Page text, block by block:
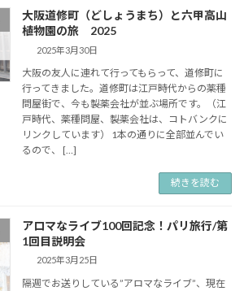
大阪道修町（どしょうまち）と六甲高山
植物園の旅 2025
2025年3月30日
大阪の友人に連れて行ってもらって、道修町に
行ってきました。道修町は江戸時代からの薬種
問屋街で、今も製薬会社が並ぶ場所です。（江
戸時代、薬種問屋、製薬会社は、コトバンクに
リンクしています） 1本の通りに全部並んでい
るので、 […]
続きを読む
アロマなライブ100回記念！パリ旅行/第
1回目説明会
2025年3月25日
隔週でお送りしている”アロマなライブ”、現在